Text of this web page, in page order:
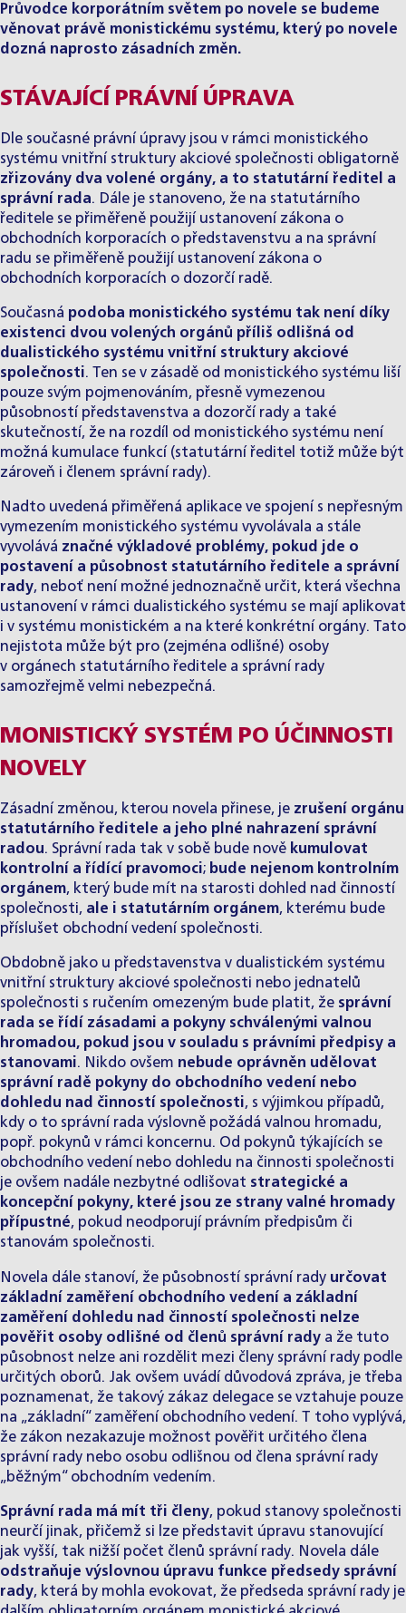
Průvodce korporátním světem po novele se budeme
věnovat právě monistickému systému, který po novele
dozná naprosto zásadních změn.
STÁVAJÍCÍ PRÁVNÍ ÚPRAVA
Dle současné právní úpravy jsou v rámci monistického
systému vnitřní struktury akciové společnosti obligatorně
zřizovány dva volené orgány, a to statutární ředitel a
správní rada. Dále je stanoveno, že na statutárního
ředitele se přiměřeně použijí ustanovení zákona o
obchodních korporacích o představenstvu a na správní
radu se přiměřeně použijí ustanovení zákona o
obchodních korporacích o dozorčí radě.
Současná podoba monistického systému tak není díky
existenci dvou volených orgánů příliš odlišná od
dualistického systému vnitřní struktury akciové
společnosti. Ten se v zásadě od monistického systému liší
pouze svým pojmenováním, přesně vymezenou
působností představenstva a dozorčí rady a také
skutečností, že na rozdíl od monistického systému není
možná kumulace funkcí (statutární ředitel totiž může být
zároveň i členem správní rady).
Nadto uvedená přiměřená aplikace ve spojení s nepřesným
vymezením monistického systému vyvolávala a stále
vyvolává značné výkladové problémy, pokud jde o
postavení a působnost statutárního ředitele a správní
rady, neboť není možné jednoznačně určit, která všechna
ustanovení v rámci dualistického systému se mají aplikovat
i v systému monistickém a na které konkrétní orgány. Tato
nejistota může být pro (zejména odlišné) osoby
v orgánech statutárního ředitele a správní rady
samozřejmě velmi nebezpečná.
MONISTICKÝ SYSTÉM PO ÚČINNOSTI
NOVELY
Zásadní změnou, kterou novela přinese, je zrušení orgánu
statutárního ředitele a jeho plné nahrazení správní
radou. Správní rada tak v sobě bude nově kumulovat
kontrolní a řídící pravomoci; bude nejenom kontrolním
orgánem, který bude mít na starosti dohled nad činností
společnosti, ale i statutárním orgánem, kterému bude
příslušet obchodní vedení společnosti.
Obdobně jako u představenstva v dualistickém systému
vnitřní struktury akciové společnosti nebo jednatelů
společnosti s ručením omezeným bude platit, že správní
rada se řídí zásadami a pokyny schválenými valnou
hromadou, pokud jsou v souladu s právními předpisy a
stanovami. Nikdo ovšem nebude oprávněn udělovat
správní radě pokyny do obchodního vedení nebo
dohledu nad činností společnosti, s výjimkou případů,
kdy o to správní rada výslovně požádá valnou hromadu,
popř. pokynů v rámci koncernu. Od pokynů týkajících se
obchodního vedení nebo dohledu na činnosti společnosti
je ovšem nadále nezbytné odlišovat strategické a
koncepční pokyny, které jsou ze strany valné hromady
přípustné, pokud neodporují právním předpisům či
stanovám společnosti.
Novela dále stanoví, že působností správní rady určovat
základní zaměření obchodního vedení a základní
zaměření dohledu nad činností společnosti nelze
pověřit osoby odlišné od členů správní rady a že tuto
působnost nelze ani rozdělit mezi členy správní rady podle
určitých oborů. Jak ovšem uvádí důvodová zpráva, je třeba
poznamenat, že takový zákaz delegace se vztahuje pouze
na „základní“ zaměření obchodního vedení. T toho vyplývá,
že zákon nezakazuje možnost pověřit určitého člena
správní rady nebo osobu odlišnou od člena správní rady
„běžným“ obchodním vedením.
Správní rada má mít tři členy, pokud stanovy společnosti
neurčí jinak, přičemž si lze představit úpravu stanovující
jak vyšší, tak nižší počet členů správní rady. Novela dále
odstraňuje výslovnou úpravu funkce předsedy správní
rady, která by mohla evokovat, že předseda správní rady je